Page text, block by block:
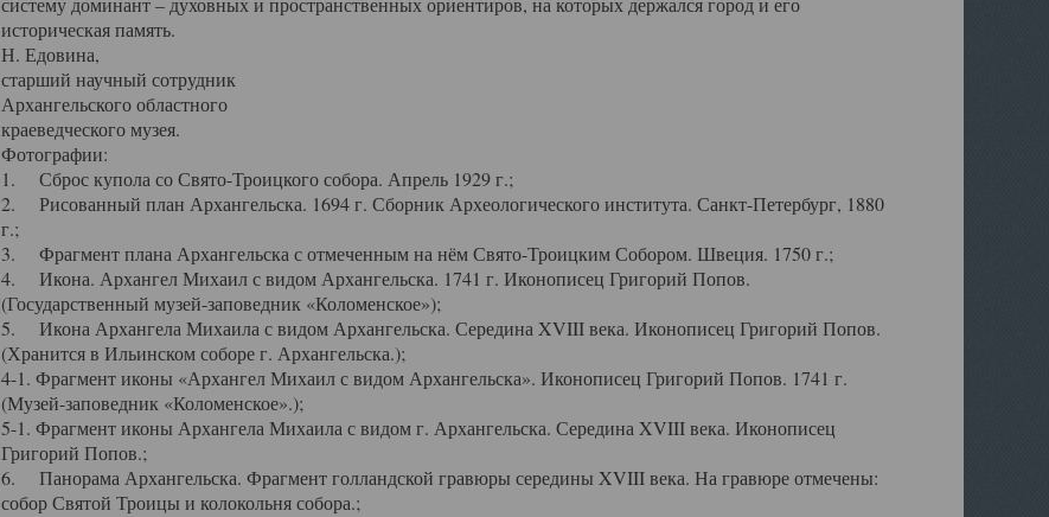
историческая память.
Н. Едовина,
старший научный сотрудник
Архангельского областного
краеведческого музея.
Фотографии:
1. Сброс купола со Свято-Троицкого собора. Апрель 1929 г.;
2. Рисованный план Архангельска. 1694 г. Сборник Археологического института. Санкт-Петербург, 1880
г.;
3. Фрагмент плана Архангельска с отмеченным на нём Свято-Троицким Собором. Швеция. 1750 г.;
4. Икона. Архангел Михаил с видом Архангельска. 1741 г. Иконописец Григорий Попов.
(Государственный музей-заповедник «Коломенское»);
5. Икона Архангела Михаила с видом Архангельска. Середина XVIII века. Иконописец Григорий Попов.
(Хранится в Ильинском соборе г. Архангельска.);
4-1. Фрагмент иконы «Архангел Михаил с видом Архангельска». Иконописец Григорий Попов. 1741 г.
(Музей-заповедник «Коломенское».);
5-1. Фрагмент иконы Архангела Михаила с видом г. Архангельска. Середина XVIII века. Иконописец
Григорий Попов.;
6. Панорама Архангельска. Фрагмент голландской гравюры середины XVIII века. На гравюре отмечены:
собор Святой Троицы и колокольня собора.;